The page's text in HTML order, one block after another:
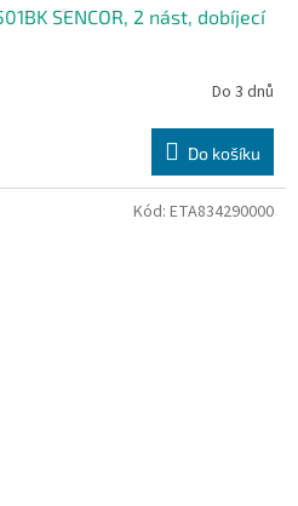
SENCOR, 2 nást, dobíjecí
Do 3 dnů
Do košíku
Kód: ETA834290000